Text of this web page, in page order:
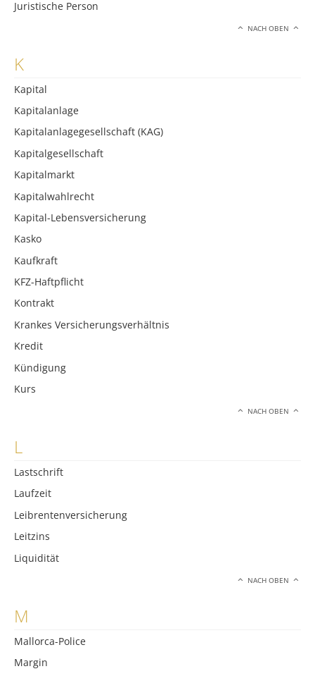
Juristische Person
NACH OBEN
K
Kapital
Kapitalanlage
Kapitalanlagegesellschaft (KAG)
Kapitalgesellschaft
Kapitalmarkt
Kapitalwahlrecht
Kapital-Lebensversicherung
Kasko
Kaufkraft
KFZ-Haftpflicht
Kontrakt
Krankes Versicherungsverhältnis
Kredit
Kündigung
Kurs
NACH OBEN
L
Lastschrift
Laufzeit
Leibrentenversicherung
Leitzins
Liquidität
NACH OBEN
M
Mallorca-Police
Margin